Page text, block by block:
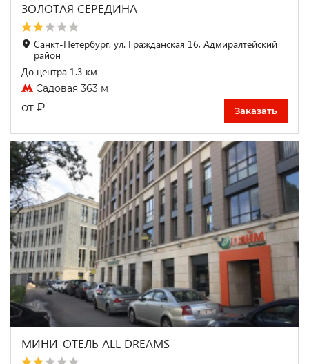
ЗОЛОТАЯ СЕРЕДИНА
Санкт-Петербург, ул. Гражданская 16, Адмиралтейский
район
До центра 1.3 км
Садовая 363 м
от ₽ Заказать
МИНИ-ОТЕЛЬ ALL DREAMS